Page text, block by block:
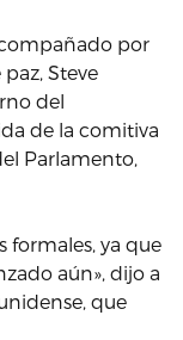
por
Steve
del
de la comitiva
Parlamento,
formales, ya que
aún», dijo a
que